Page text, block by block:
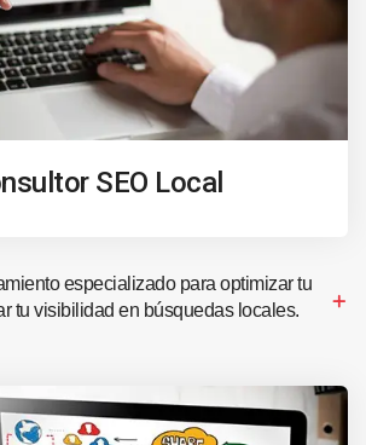
SEO Local
especializado para optimizar tu
tu visibilidad en búsquedas locales.